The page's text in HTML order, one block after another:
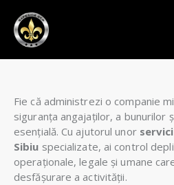
Fie că administrezi o companie
siguranța angajaților, a bunurilor
esențială. Cu ajutorul unor
Sibiu specializate, ai control
operaționale, legale și umane
desfășurare a activității.